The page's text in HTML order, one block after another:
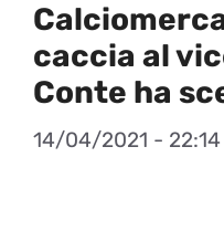
caccia al
Conte ha
14/04/2021 - 22:14